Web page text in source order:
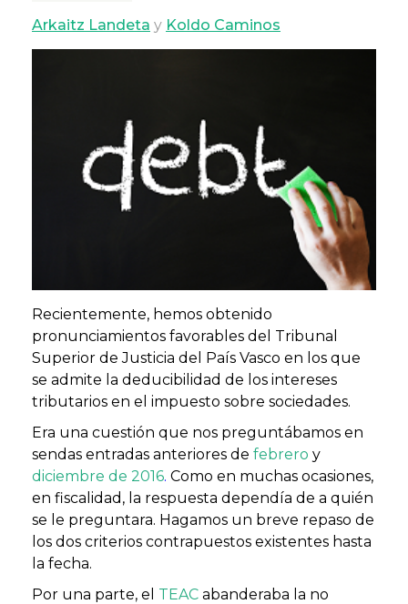
Arkaitz Landeta y Koldo Caminos
Recientemente, hemos obtenido
pronunciamientos favorables del Tribunal
Superior de Justicia del País Vasco en los que
se admite la deducibilidad de los intereses
tributarios en el impuesto sobre sociedades.
Era una cuestión que nos preguntábamos en
sendas entradas anteriores de febrero y
diciembre de 2016. Como en muchas ocasiones,
en fiscalidad, la respuesta dependía de a quién
se le preguntara. Hagamos un breve repaso de
los dos criterios contrapuestos existentes hasta
la fecha.
Por una parte, el TEAC abanderaba la no